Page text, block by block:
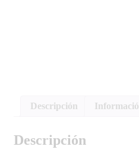
Descripción
Descripción